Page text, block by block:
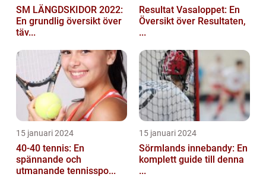
SM LÄNGDSKIDOR 2022:
En grundlig översikt över
täv...
Resultat Vasaloppet: En
Översikt över Resultaten,
...
15 januari 2024
40-40 tennis: En
spännande och
utmanande tennisspo...
15 januari 2024
Sörmlands innebandy: En
komplett guide till denna
...